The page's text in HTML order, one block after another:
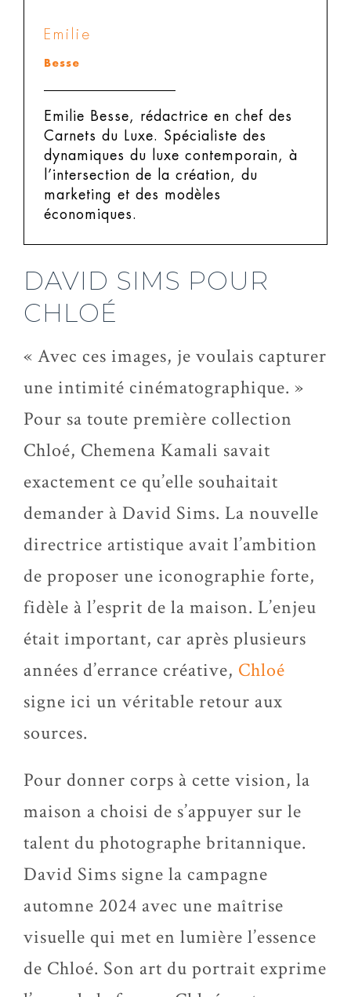
Emilie
Besse
Emilie Besse, rédactrice en chef des
Carnets du Luxe.
Spécialiste des
dynamiques du luxe contemporain, à
l’intersection de la création, du
marketing et des modèles
économiques.
DAVID SIMS POUR
CHLOÉ
« Avec ces images, je voulais capturer
une intimité cinématographique. »
Pour sa toute première collection
Chloé, Chemena Kamali savait
exactement ce qu’elle souhaitait
demander à David Sims. La nouvelle
directrice artistique avait l’ambition
de proposer une iconographie forte,
fidèle à l’esprit de la maison. L’enjeu
était important, car après plusieurs
années d’errance créative, Chloé
signe ici un véritable retour aux
sources.
Pour donner corps à cette vision, la
maison a choisi de s’appuyer sur le
talent du photographe britannique.
David Sims signe la campagne
automne 2024 avec une maîtrise
visuelle qui met en lumière l’essence
de Chloé. Son art du portrait exprime